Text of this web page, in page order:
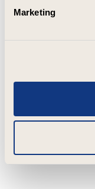
Marketing